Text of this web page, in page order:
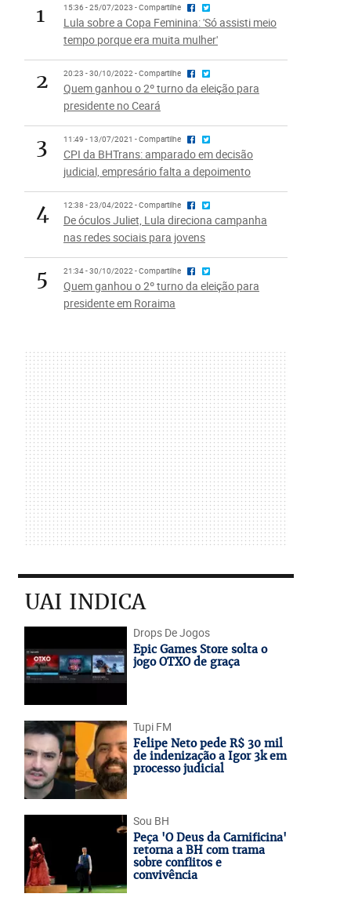
1
15:36 - 25/07/2023 - Compartilhe
Lula sobre a Copa Feminina: 'Só assisti meio
tempo porque era muita mulher'
2 20:23 - 30/10/2022 - Compartilhe
Quem ganhou o 2º turno da eleição para
presidente no Ceará
3 11:49 - 13/07/2021 - Compartilhe
CPI da BHTrans: amparado em decisão
judicial, empresário falta a depoimento
4 12:38 - 23/04/2022 - Compartilhe
De óculos Juliet, Lula direciona campanha
nas redes sociais para jovens
5 21:34 - 30/10/2022 - Compartilhe
Quem ganhou o 2º turno da eleição para
presidente em Roraima
UAI INDICA
Drops De Jogos
Epic Games Store solta o
jogo OTXO de graça
Tupi FM
Felipe Neto pede R$ 30 mil
de indenização a Igor 3k em
processo judicial
Sou BH
Peça 'O Deus da Carnificina'
retorna a BH com trama
sobre conflitos e
convivência